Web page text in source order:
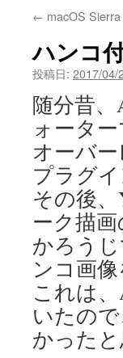
← macOS
ハンコ
投稿日: 2017/04/
随分昔
ォータ
オーバ
プラグ
その後
ーク描
かろうじ
ンコ画
これは
いたの
かったと